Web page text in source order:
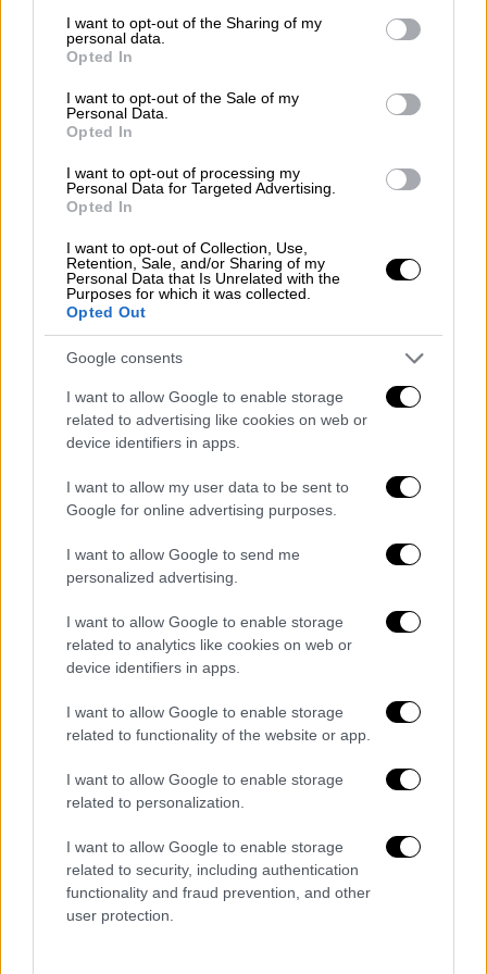
not limited to your visit or usage behaviour. You may click to
grant or deny consent to Google and its third-party tags to
use your data for below specified purposes in below Google
consent section.
I want to opt-out of the Sharing of my
personal data.
Opted In
I want to opt-out of the Sale of my
Personal Data.
Opted In
I want to opt-out of processing my
Personal Data for Targeted Advertising.
Opted In
I want to opt-out of Collection, Use,
Retention, Sale, and/or Sharing of my
Personal Data that Is Unrelated with the
Purposes for which it was collected.
Opted Out
Google consents
I want to allow Google to enable storage
related to advertising like cookies on web or
device identifiers in apps.
I want to allow my user data to be sent to
Google for online advertising purposes.
I want to allow Google to send me
personalized advertising.
I want to allow Google to enable storage
related to analytics like cookies on web or
device identifiers in apps.
I want to allow Google to enable storage
related to functionality of the website or app.
I want to allow Google to enable storage
related to personalization.
I want to allow Google to enable storage
related to security, including authentication
functionality and fraud prevention, and other
user protection.
για τα αδικήματα του βιασμού κατ’
εξακολούθηση και της κακοποίησης
του 17χρονου από την Κρήτη, ο οποίος
κατήγγειλε τα όσα έζησε
Κασσαβέτειας. Αυτό που αποκαλύφθηκε από
τις πρώτες έρευνες είναι ότι τα παιδιά
ερωτήματα που δημιουργούνται αφορούν το
πώς δρούσε η «συμμορία των 5» που
καταγγέλλεται ότι βίαζε τον 17χρονο κατ'
εξακολούθηση.
Εξετάζονται όλοι όσοι συγκατοικούσανστον
θάλαμο με τον 17χρονο και καλούνται να
απαντήσουν στο ερώτημα, για ποιον λόγο
υποβαλλόταν σε αυτόν τον βασανισμό και
επιτρέπουν τον βιασμό του.
Το χρονικό
Ο 17χρονος μπήκε στο κατάστημα της
Κασσαβέτειας από τον Σεπτέμβριο του 2022
απελύθη με βούλευμα
Ηρακλείου Πλημμελειοδικών στις 19
Μαρτίου, οπότε καιάμεσα έκανε την
Υποδιεύθυνση Ασφαλείας Ηρακλείου.
Σύμφωνα με τις καταγγελίες του 17χρονου,
από το πρώτο λεπτό που μπήκε άρχισαν οι
κακοποιητικές συμπεριφορές εις βάρος του.
ξυλοκόπησαν